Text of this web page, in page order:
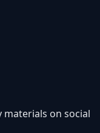
materials on social